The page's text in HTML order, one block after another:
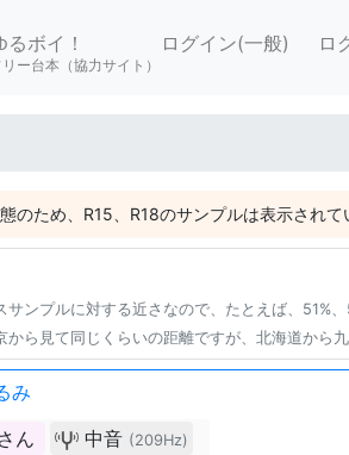
るボイ！
リー台本（協力サイト）
ログイン(一般) ロ
のため、R15、R18のサンプルは表示されて
サンプルに対する近さなので、たとえば、51%
から見て同じくらいの距離ですが、北海道から
み
ん 中音 (209Hz)